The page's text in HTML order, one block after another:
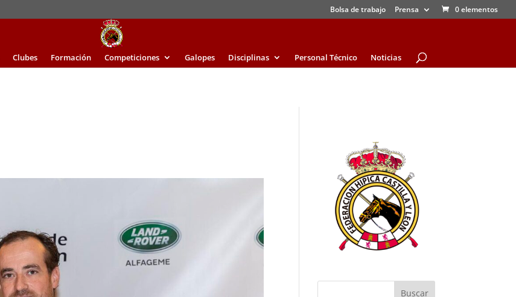
Bolsa de trabajo Prensa 0 elementos
Clubes Formación Competiciones Galopes Disciplinas Personal Técnico Noticias